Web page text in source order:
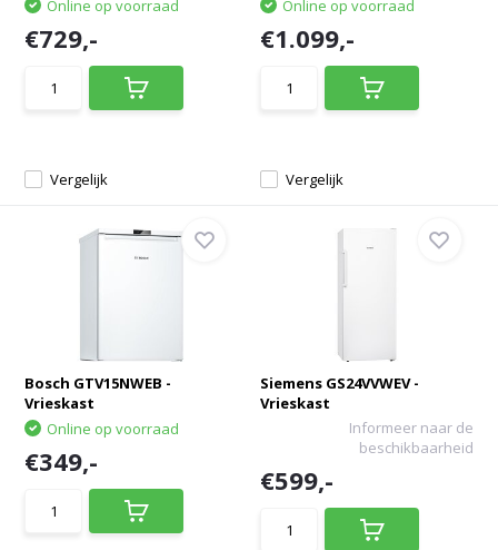
Vergelijk
Online op voorraad
€729,-
Vergelijk
Online op voorraad
€1.099,-
Bosch GTV15NWEB -
Vrieskast
Online op voorraad
€349,-
Siemens GS24VVWEV -
Vrieskast
Informeer naar de
beschikbaarheid
€599,-